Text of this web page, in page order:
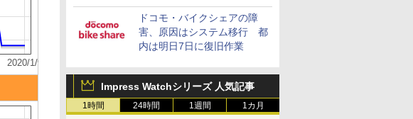
ドコモ・バイクシェアの障
害、原因はシステム移行 都
内は明日7日に復旧作業
Impress Watchシリーズ 人気記事
1時間 24時間 1週間 1カ月
2020/1/9